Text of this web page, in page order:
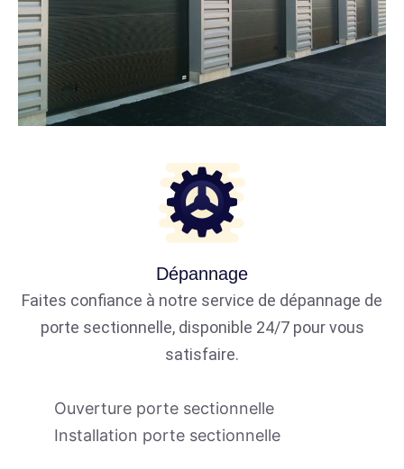
Dépannage
Faites confiance à notre service de dépannage de
porte sectionnelle, disponible 24/7 pour vous
satisfaire.
Ouverture porte sectionnelle
Installation porte sectionnelle